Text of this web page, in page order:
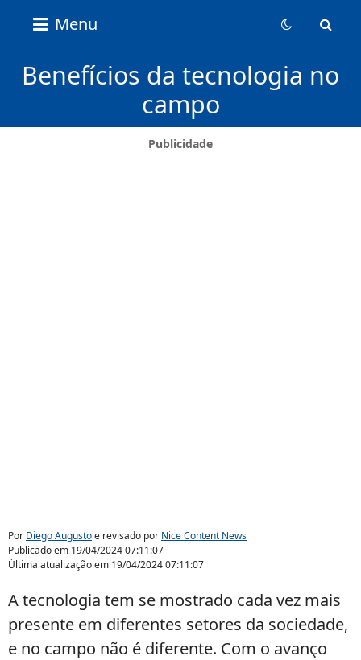
Content Menu
Benefícios da tecnologia no
campo
Por Diego Augustoe revisado por Nice Content News
Publicado em 19/04/2024 07:11:07
Última atualização em 19/04/2024 07:11:07
A tecnologia tem se mostrado cada vez mais
presente em diferentes setores da sociedade,
e no campo não é diferente. Com o avanço